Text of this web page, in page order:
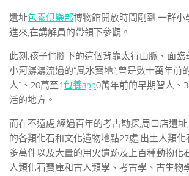
遺址包養俱樂部博物館開放時間剛到,一群小
進來,在講解員的帶領下參觀。
此刻,孩子們腳下的這個背靠太行山脈、面臨
小河潺潺流過的“風水寶地”,曾是數十萬年前
人”、20萬至1包養app0萬年前的早期智人、
活的地方。
而在不遠處,經過百年的考古勘探,周口店遺
的各類化石和文化遺物地點27處,出土人類化
多萬件以及大量的用火遺跡及上百種動物化
人類化石寶庫和古人類學、考古學、古生物